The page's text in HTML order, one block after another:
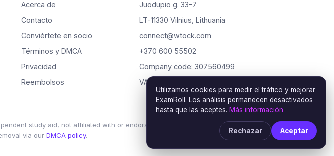
Acerca de
Contacto
Conviértete en socio
Términos y DMCA
Privacidad
Reembolsos
Juodupio g. 33-7
LT-11330 Vilnius, Lithuania
connect@wtock.com
+370 600 55502
Company code: 307560499
VAT: LT100019904318
study aid, not affiliated with or endorsed by the certification vendors named;
via our DMCA policy.
Utilizamos cookies para medir el tráfico y mejorar
ExamRoll. Los análisis permanecen desactivados
hasta que las aceptes. Más información
Rechazar Aceptar